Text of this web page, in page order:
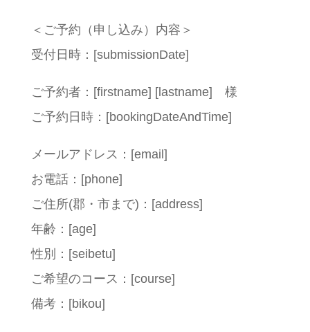
＜ご予約（申し込み）内容＞
受付日時：[submissionDate]
ご予約者：[firstname] [lastname] 様
ご予約日時：[bookingDateAndTime]
メールアドレス：[email]
お電話：[phone]
ご住所(郡・市まで)：[address]
年齢：[age]
性別：[seibetu]
ご希望のコース：[course]
備考：[bikou]